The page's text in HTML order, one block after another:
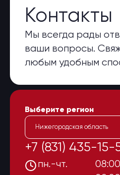
Контакты
Мы всегда рады
ваши вопросы.
любым удобным
Выберите регион
Нижегородская область
+7 (831) 435-15-
пн.-чт.